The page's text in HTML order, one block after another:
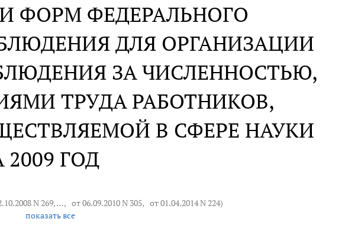
ФОРМ ФЕДЕРАЛЬНОГО
ДЛЯ ОРГАНИЗАЦИИ
ЗА ЧИСЛЕННОСТЬЮ,
ТРУДА РАБОТНИКОВ,
В СФЕРЕ НАУКИ
2009 ГОД
N 269, … , от 06.09.2010 N 305, от 01.04.2014 N 224)
показать все